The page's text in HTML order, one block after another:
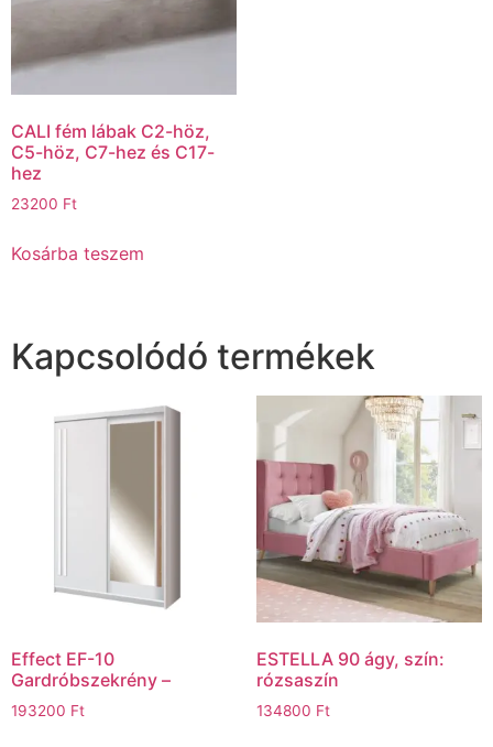
CALI fém lábak C2-höz,
C5-höz, C7-hez és C17-
hez
23200 Ft
Kosárba teszem
Kapcsolódó termékek
Effect EF-10
Gardróbszekrény –
193200 Ft
ESTELLA 90 ágy, szín:
rózsaszín
134800 Ft